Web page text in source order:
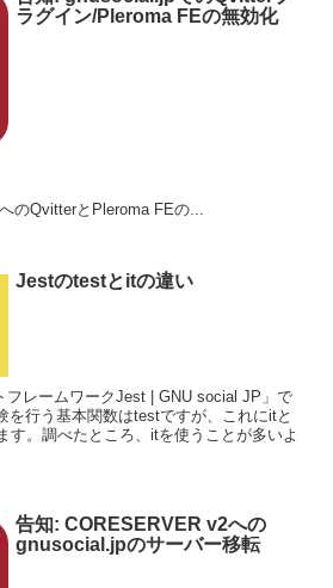
ラグイン/Pleroma FEの無効化
のQvitterとPleroma FEの...
Jestのtestとitの違い
フレームワークJest | GNU social JP」で
を行う基本関数はtestですが、これにitと
す。調べたところ、itを使うことが多いよ
告知: CORESERVER v2への
gnusocial.jpのサーバー移転